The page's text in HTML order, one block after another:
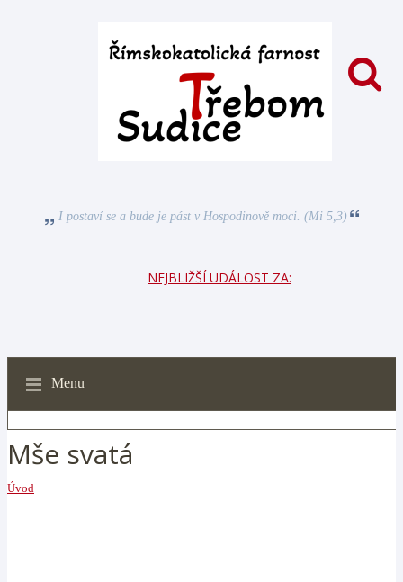
I postaví se a bude je pást v Hospodinově moci. (Mi 5,3)
NEJBLIŽŠÍ UDÁLOST ZA:
Menu
Mše svatá
Úvod